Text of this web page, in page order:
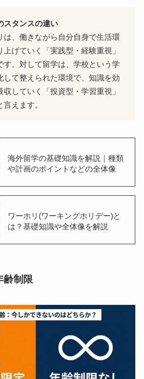
スタンスの違い
は、働きながら自分自身で生活環
上げていく「実践型・経験重視」
す。対して留学は、学校という学
して整えられた環境で、知識を効
収していく「投資型・学習重視」
えます。
海外留学の基礎知識を解説｜種類
や計画のポイントなどの全体像
ワーホリ(ワーキングホリデー)と
は？基礎知識や全体像を解説
齢制限